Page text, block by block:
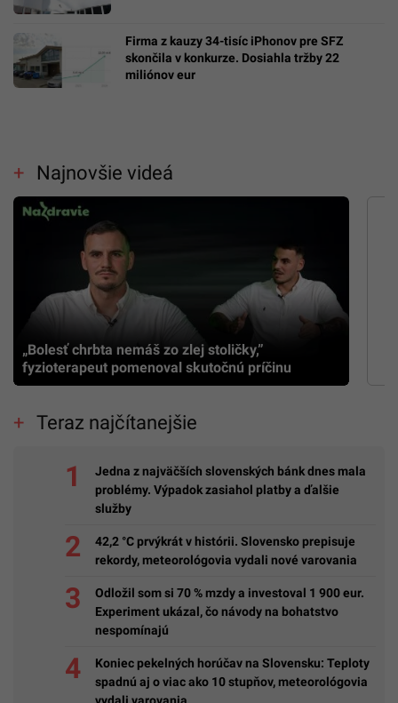
Firma z kauzy 34-tisíc iPhonov pre SFZ
skončila v konkurze. Dosiahla tržby 22
miliónov eur
Najnovšie videá
„Bolesť chrbta nemáš zo zlej stoličky,”
fyzioterapeut pomenoval skutočnú príčinu
Teraz najčítanejšie
Jedna z najväčších slovenských bánk dnes mala
problémy. Výpadok zasiahol platby a ďalšie
služby
42,2 °C prvýkrát v histórii. Slovensko prepisuje
rekordy, meteorológovia vydali nové varovania
Odložil som si 70 % mzdy a investoval 1 900 eur.
Experiment ukázal, čo návody na bohatstvo
nespomínajú
Koniec pekelných horúčav na Slovensku: Teploty
spadnú aj o viac ako 10 stupňov, meteorológovia
vydali varovania